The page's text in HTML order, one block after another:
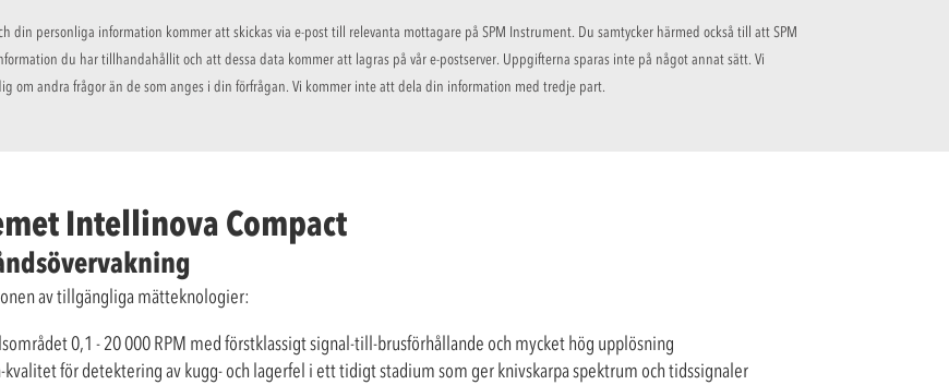
personliga information kommer att skickas via e-post till relevanta mottagare på SPM Instrument. Du samtycker härmed också till att SPM
du har tillhandahållit och att dessa data kommer att lagras på vår e-postserver. Uppgifterna sparas inte på något annat sätt. Vi
om andra frågor än de som anges i din förfrågan. Vi kommer inte att dela din information med tredje part.
Intellinova Compact
av tillgängliga mätteknologier:
0,1 - 20 000 RPM med förstklassigt signal-till-brusförhållande och mycket hög upplösning
för detektering av kugg- och lagerfel i ett tidigt stadium som ger knivskarpa spektrum och tidssignaler